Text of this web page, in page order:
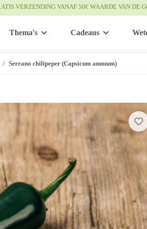
VERZENDING VANAF 50€ WAARDE VAN DE
Thema's Cadeaus
Serrano chilipeper (Capsicum annuum)